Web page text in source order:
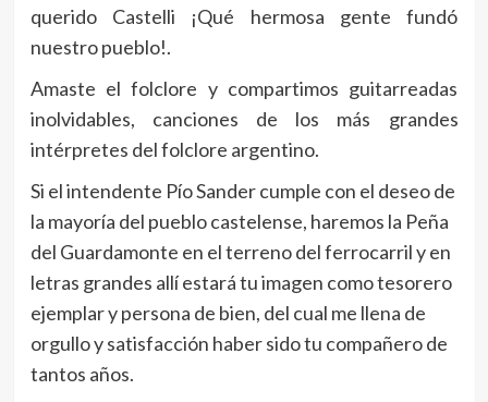
querido Castelli ¡Qué hermosa gente fundó
nuestro pueblo!.
Amaste el folclore y compartimos guitarreadas
inolvidables, canciones de los más grandes
intérpretes del folclore argentino.
Si el intendente Pío Sander cumple con el deseo de
la mayoría del pueblo castelense, haremos la Peña
del Guardamonte en el terreno del ferrocarril y en
letras grandes allí estará tu imagen como tesorero
ejemplar y persona de bien, del cual me llena de
orgullo y satisfacción haber sido tu compañero de
tantos años.